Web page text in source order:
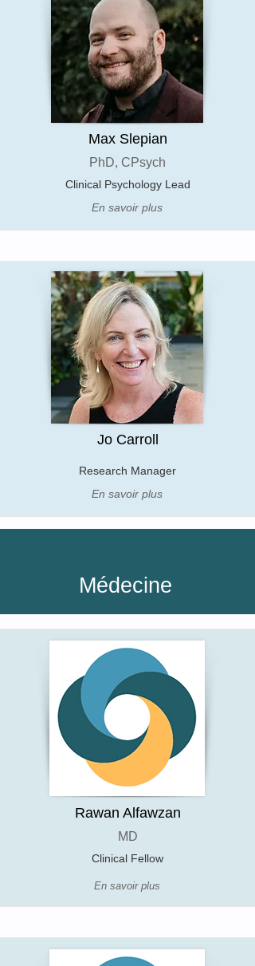
Max Slepian
PhD, CPsych
Clinical Psychology Lead
En savoir plus
Jo Carroll
Research Manager
En savoir plus
Médecine
Rawan Alfawzan
MD
Clinical Fellow
En savoir plus